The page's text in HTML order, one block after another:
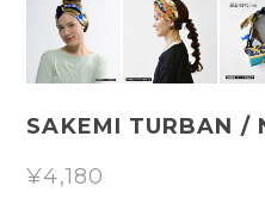
SAKEMI TURBAN /
¥4,180